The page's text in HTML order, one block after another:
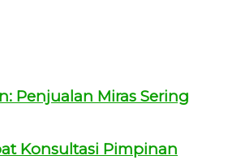
Penjualan Miras Sering
Konsultasi Pimpinan